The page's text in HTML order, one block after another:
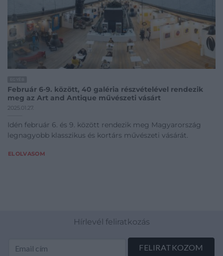
Február 6-9. között, 40 galéria részvételével rendezik
meg az Art and Antique művészeti vásárt
2025.01.27.
Idén február 6. és 9. között rendezik meg Magyarország
legnagyobb klasszikus és kortárs művészeti vásárát.
ELOLVASOM
Hírlevél feliratkozás